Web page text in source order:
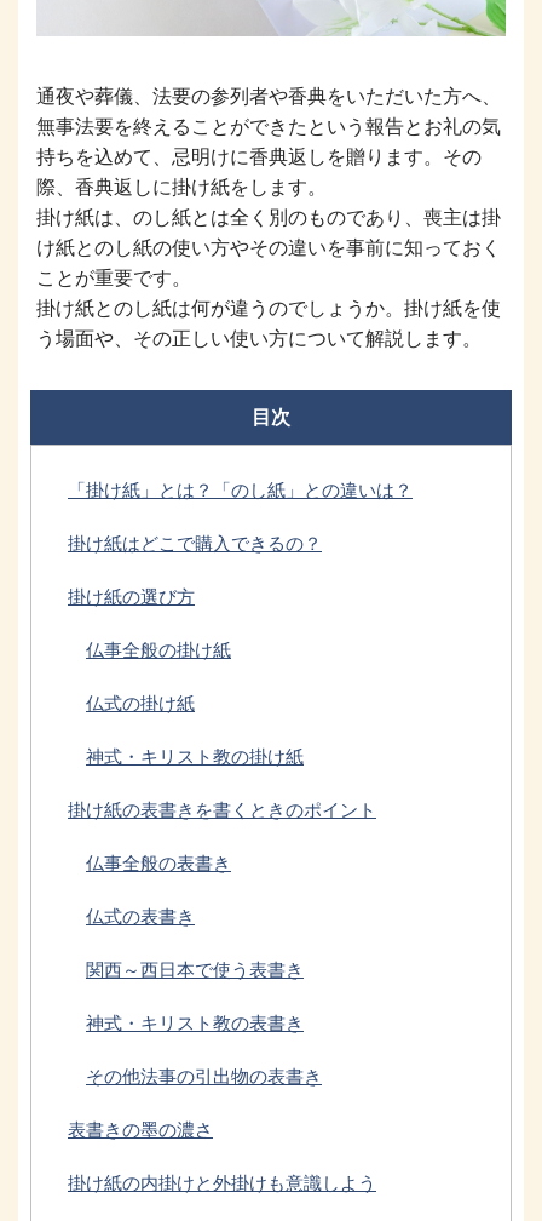
通夜や葬儀、法要の参列者や香典をいただいた方へ、
無事法要を終えることができたという報告とお礼の気
持ちを込めて、忌明けに香典返しを贈ります。その
際、香典返しに掛け紙をします。
掛け紙は、のし紙とは全く別のものであり、喪主は掛
け紙とのし紙の使い方やその違いを事前に知っておく
ことが重要です。
掛け紙とのし紙は何が違うのでしょうか。掛け紙を使
う場面や、その正しい使い方について解説します。
目次
「掛け紙」とは？「のし紙」との違いは？
掛け紙はどこで購入できるの？
掛け紙の選び方
仏事全般の掛け紙
仏式の掛け紙
神式・キリスト教の掛け紙
掛け紙の表書きを書くときのポイント
仏事全般の表書き
仏式の表書き
関西～西日本で使う表書き
神式・キリスト教の表書き
その他法事の引出物の表書き
表書きの墨の濃さ
掛け紙の内掛けと外掛けも意識しよう